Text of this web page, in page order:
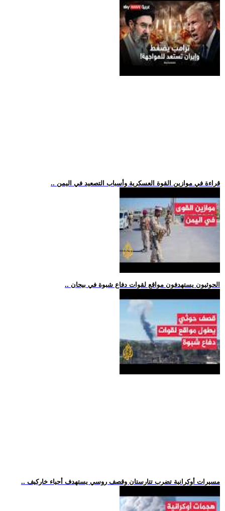
.. قراءة في موازين القوة العسكرية وأسباب التصعيد في اليمن
.. الحوثيون يستهدفون مواقع لقوات دفاع شبوة في بيحان
.. مسيرات أوكرانية تضرب تتارستان وقصف روسي يستهدف أحياء خاركيف